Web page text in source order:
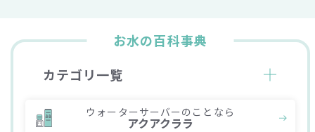
お水の百科事典
カテゴリ一覧
ウォーターサーバーのことなら
アクアクララ